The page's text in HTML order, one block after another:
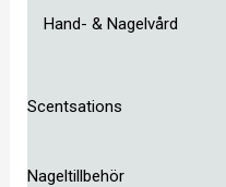
Hand- & Nagelvård
Scentsations
Nageltillbehör